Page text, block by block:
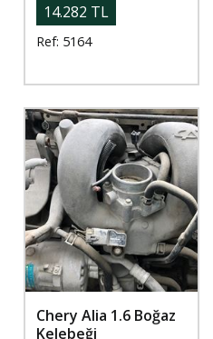
14.282 TL
Ref: 5164
Chery Alia 1.6 Boğaz
Kelebeği